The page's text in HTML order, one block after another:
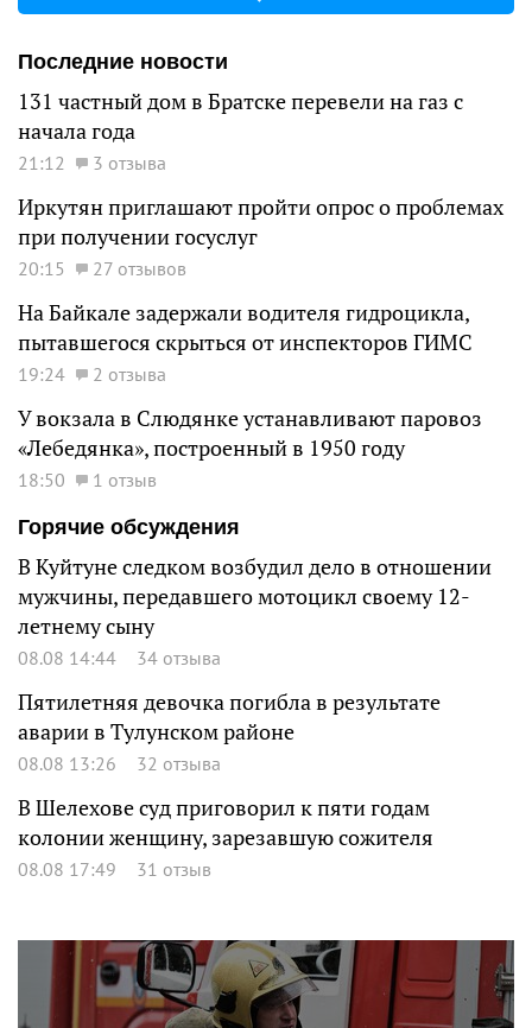
Последние новости
131 частный дом в Братске перевели на газ с
начала года
21:12 3 отзыва
Иркутян приглашают пройти опрос о проблемах
при получении госуслуг
20:15 27 отзывов
На Байкале задержали водителя гидроцикла,
пытавшегося скрыться от инспекторов ГИМС
19:24 2 отзыва
У вокзала в Слюдянке устанавливают паровоз
«Лебедянка», построенный в 1950 году
18:50
1 отзыв
Горячие обсуждения
В Куйтуне следком возбудил дело в отношении
мужчины, передавшего мотоцикл своему 12-
летнему сыну
08.08 14:44 34 отзыва
Пятилетняя девочка погибла в результате
аварии в Тулунском районе
08.08 13:26 32 отзыва
В Шелехове суд приговорил к пяти годам
колонии женщину, зарезавшую сожителя
08.08 17:49 31 отзыв